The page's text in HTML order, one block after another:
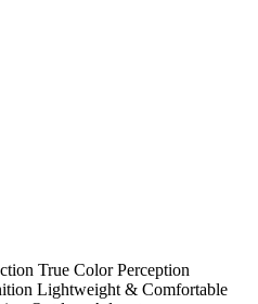
True Color Perception
Lightweight & Comfortable